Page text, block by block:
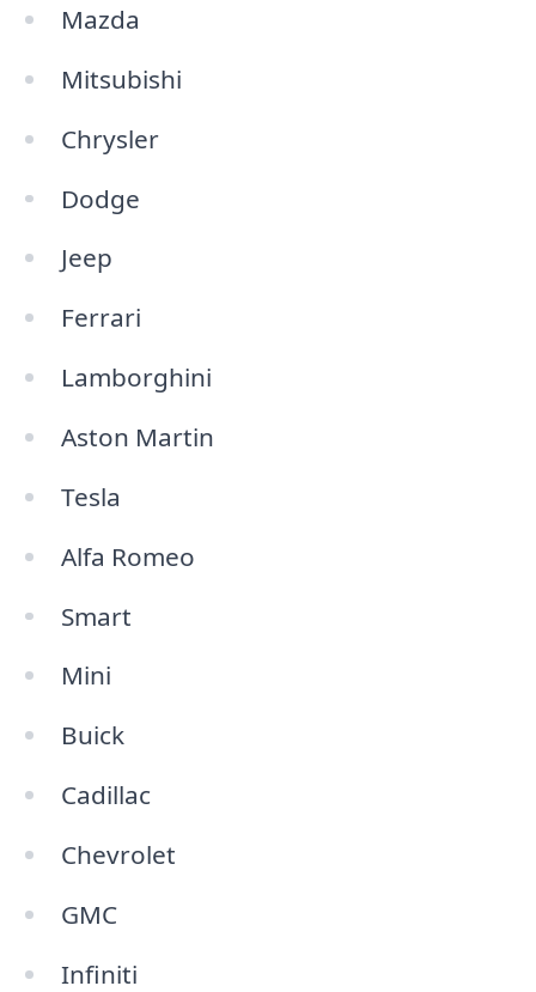
Mazda
Mitsubishi
Chrysler
Dodge
Jeep
Ferrari
Lamborghini
Aston Martin
Tesla
Alfa Romeo
Smart
Mini
Buick
Cadillac
Chevrolet
GMC
Infiniti